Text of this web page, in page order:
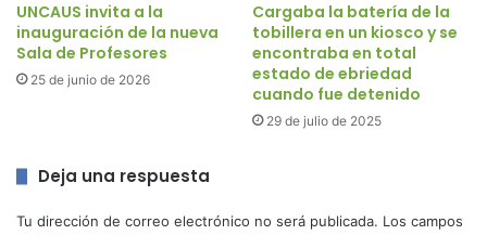
UNCAUS invita a la
inauguración de la nueva
Sala de Profesores
25 de junio de 2026
Cargaba la batería de la
tobillera en un kiosco y se
encontraba en total
estado de ebriedad
cuando fue detenido
29 de julio de 2025
Deja una respuesta
Tu dirección de correo electrónico no será publicada. Los campos